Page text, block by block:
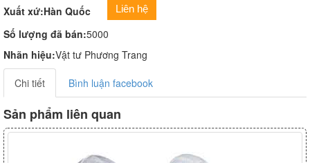
Xuất xứ:Hàn Quốc Liên hệ
Số lượng đã bán:5000
Nhãn hiệu:Vật tư Phương Trang
Chi tiết Bình luận facebook
Sản phẩm liên quan